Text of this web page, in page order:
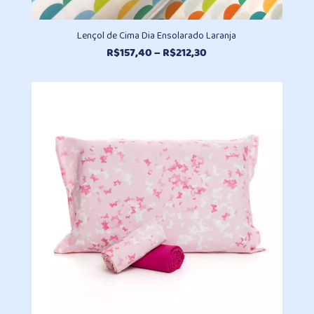
Lençol de Cima Dia Ensolarado Laranja
R$157,40–R$212,30
preço: